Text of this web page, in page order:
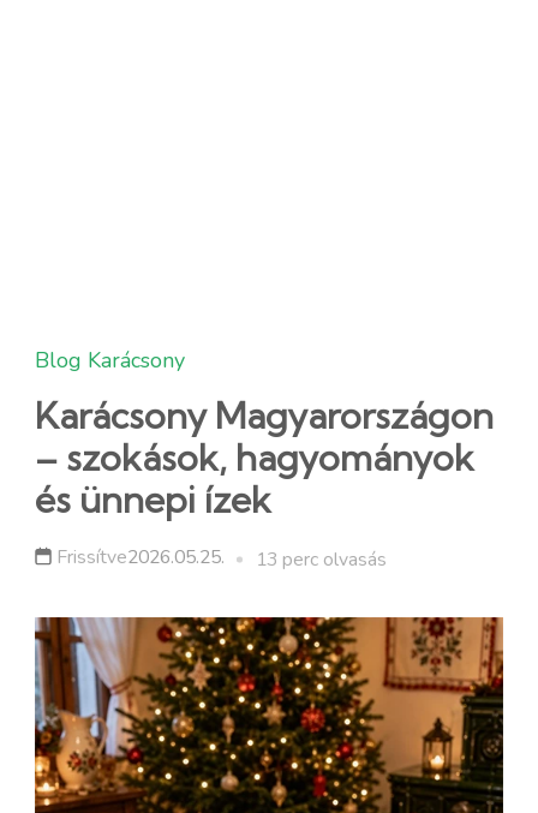
Blog Karácsony
Karácsony Magyarországon
– szokások, hagyományok
és ünnepi ízek
Frissítve2026.05.25. 13 perc olvasás